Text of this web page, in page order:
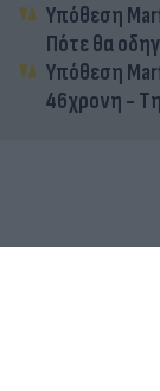
Υπόθεση
Πότε θα
Υπόθεση
46χρονη -